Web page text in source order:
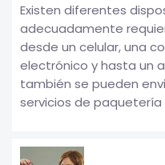
Existen diferentes
adecuadamente
desde un celular, una
electrónico y hasta un
también se pueden
servicios de paquetería